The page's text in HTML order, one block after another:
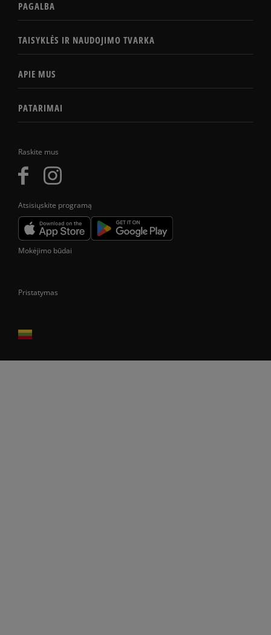
Raskite mus
Atsisiųskite programą
PAGALBA
TAISYKLĖS IR NAUDOJIMO TVARKA
APIE MUS
PATARIMAI
Mokėjimo būdai
Pristatymas